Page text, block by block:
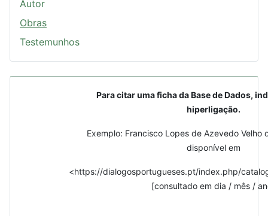
Autor
Obras
Testemunhos
Para citar uma ficha da Base de Dados,
hiperligação.
Exemplo: Francisco Lopes de Azevedo Velho
disponível em
<https://dialogosportugueses.pt/index.php/
[consultado em dia / mês /